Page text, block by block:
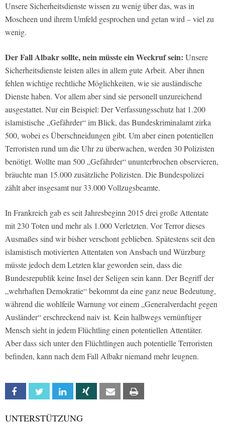
Unsere Sicherheitsdienste wissen zu wenig über das, was in
Moscheen und ihrem Umfeld gesprochen und getan wird – viel zu
wenig.
Der Fall Albakr sollte, nein müsste ein Weckruf sein: Unsere
Sicherheitsdienste leisten alles in allem gute Arbeit. Aber ihnen
fehlen wichtige rechtliche Möglichkeiten, wie sie ausländische
Dienste haben. Vor allem aber sind sie personell unzureichend
ausgestattet. Nur ein Beispiel: Der Verfassungsschutz hat 1.200
islamistische „Gefährder“ im Blick, das Bundeskriminalamt zirka
500, wobei es Überschneidungen gibt. Um aber einen potentiellen
Terroristen rund um die Uhr zu überwachen, werden 30 Polizisten
benötigt. Wollte man 500 „Gefährder“ ununterbrochen observieren,
bräuchte man 15.000 zusätzliche Polizisten. Die Bundespolizei
zählt aber insgesamt nur 33.000 Vollzugsbeamte.
In Frankreich gab es seit Jahresbeginn 2015 drei große Attentate
mit 230 Toten und mehr als 1.000 Verletzten. Vor Terror dieses
Ausmaßes sind wir bisher verschont geblieben. Spätestens seit den
islamistisch motivierten Attentaten von Ansbach und Würzburg
müsste jedoch dem Letzten klar geworden sein, dass die
Bundesrepublik keine Insel der Seligen sein kann. Der Begriff der
„wehrhaften Demokratie“ bekommt da eine ganz neue Bedeutung,
während die wohlfeile Warnung vor einem „Generalverdacht gegen
Ausländer“ erschreckend naiv ist. Kein halbwegs vernünftiger
Mensch sieht in jedem Flüchtling einen potentiellen Attentäter.
Aber dass sich unter den Flüchtlingen auch potentielle Terroristen
befinden, kann nach dem Fall Albakr niemand mehr leugnen.
Facebook Twitter Linkedin Xing Email
UNTERSTÜTZUNG